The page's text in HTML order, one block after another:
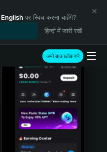
English पर स्विच करना चाहेंगे?
हिन्दी में जारी रखें
अभी डाउनलोड करें